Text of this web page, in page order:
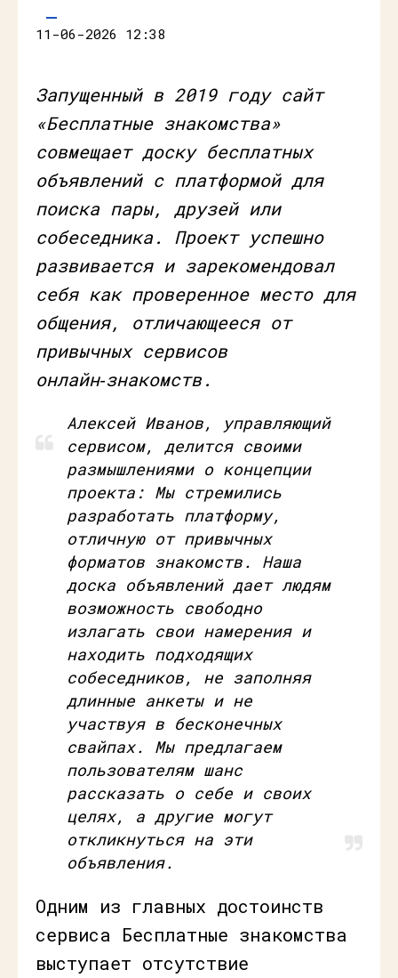
11-06-2026 12:38
Запущенный в 2019 году сайт
«Бесплатные знакомства»
совмещает доску бесплатных
объявлений с платформой для
поиска пары, друзей или
собеседника. Проект успешно
развивается и зарекомендовал
себя как проверенное место для
общения, отличающееся от
привычных сервисов
онлайн‑знакомств.
Алексей Иванов, управляющий
сервисом, делится своими
размышлениями о концепции
проекта: Мы стремились
разработать платформу,
отличную от привычных
форматов знакомств. Наша
доска объявлений дает людям
возможность свободно
излагать свои намерения и
находить подходящих
собеседников, не заполняя
длинные анкеты и не
участвуя в бесконечных
свайпах. Мы предлагаем
пользователям шанс
рассказать о себе и своих
целях, а другие могут
откликнуться на эти
объявления.
Одним из главных достоинств
сервиса Бесплатные знакомства
выступает отсутствие